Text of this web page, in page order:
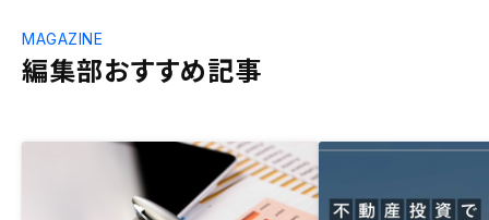
編集部おすすめ記事
MAGAZINE